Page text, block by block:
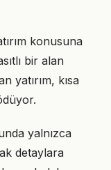
konusuna
bir alan
yatırım, kısa
yalnızca
detaylara